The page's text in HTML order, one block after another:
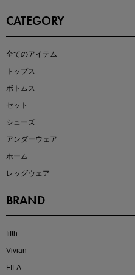
即戦力アイテム続々対象
CATEGORY
全てのアイテム
トップス
ボトムス
セット
シューズ
アンダーウェア
ホーム
レッグウェア
BRAND
fifth
Vivian
FILA